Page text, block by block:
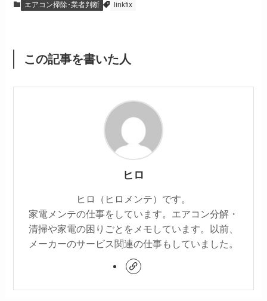
エアコン掃除･業者判断 linkfix
この記事を書いた人
ヒロ
ヒロ（ヒロメンテ）です。
家電メンテの仕事をしています。エアコン分解・
清掃や家電の困りごとをメモしています。以前、
メーカーのサービス関連の仕事もしていました。